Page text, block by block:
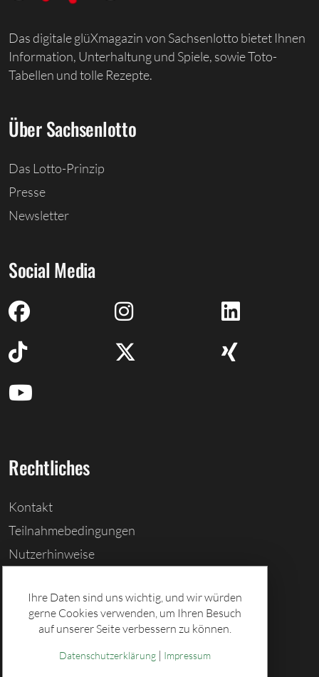
Das digitale glüXmagazin von Sachsenlotto bietet Ihnen
Information, Unterhaltung und Spiele, sowie Toto-
Tabellen und tolle Rezepte.
Über Sachsenlotto
Das Lotto-Prinzip
Presse
Newsletter
Social Media
Rechtliches
Kontakt
Teilnahmebedingungen
Nutzerhinweise
Cookies löschen
Datenschutz
Ihre Daten sind uns wichtig, und wir würden
gerne Cookies verwenden, um Ihren Besuch
auf unserer Seite verbessern zu können.
Datenschutzerklärung| Impressum